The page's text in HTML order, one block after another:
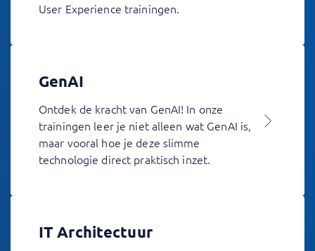
User Experience trainingen.
GenAI
Ontdek de kracht van GenAI! In onze
trainingen leer je niet alleen wat GenAI is,
maar vooral hoe je deze slimme
technologie direct praktisch inzet.
IT Architectuur